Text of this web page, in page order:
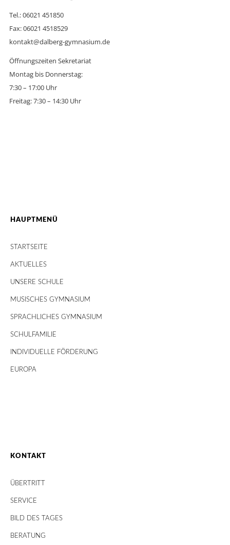
Tel.: 06021 451850
Fax: 06021 4518529
kontakt@dalberg-gymnasium.de
Öffnungszeiten Sekretariat
Montag bis Donnerstag:
7:30 – 17:00 Uhr
Freitag: 7:30 – 14:30 Uhr
HAUPTMENÜ
STARTSEITE
AKTUELLES
UNSERE SCHULE
MUSISCHES GYMNASIUM
SPRACHLICHES GYMNASIUM
SCHULFAMILIE
INDIVIDUELLE FÖRDERUNG
EUROPA
KONTAKT
ÜBERTRITT
SERVICE
BILD DES TAGES
BERATUNG